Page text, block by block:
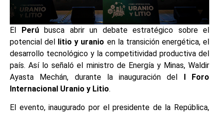
El Perúbusca abrir un debate estratégico sobre el
potencial del litio y uranio en la transición energética, el
desarrollo tecnológico y la competitividad productiva del
país. Así lo señaló el ministro de Energía y Minas, Waldir
Ayasta Mechán, durante la inauguración del I Foro
Internacional Uranio y Litio.
El evento, inaugurado por el presidente de la República,